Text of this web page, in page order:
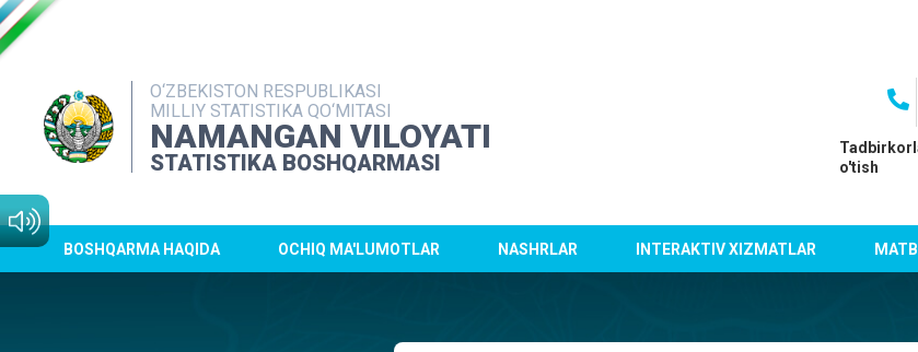
O‘ZBEKISTON RESPUBLIKASI
MILLIY STATISTIKA QO‘MITASI
NAMANGAN VILOYATI
STATISTIKA BOSHQARMASI
o'tish
BOSHQARMA HAQIDA OCHIQ MA'LUMOTLAR NASHRLAR INTERAKTIV XIZMATLAR